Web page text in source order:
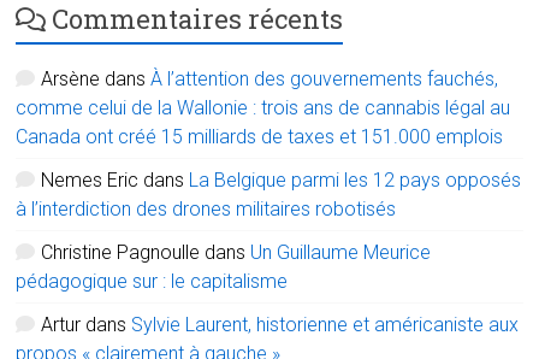
Commentaires récents
Arsène dansÀ l’attention des gouvernements fauchés,
comme celui de la Wallonie : trois ans de cannabis légal au
Canada ont créé 15 milliards de taxes et 151.000 emplois
Nemes Eric dans La Belgique parmi les 12 pays opposés
à l’interdiction des drones militaires robotisés
Christine Pagnoulle dans Un Guillaume Meurice
pédagogique sur : le capitalisme
Artur dans Sylvie Laurent, historienne et américaniste aux
propos « clairement à gauche »